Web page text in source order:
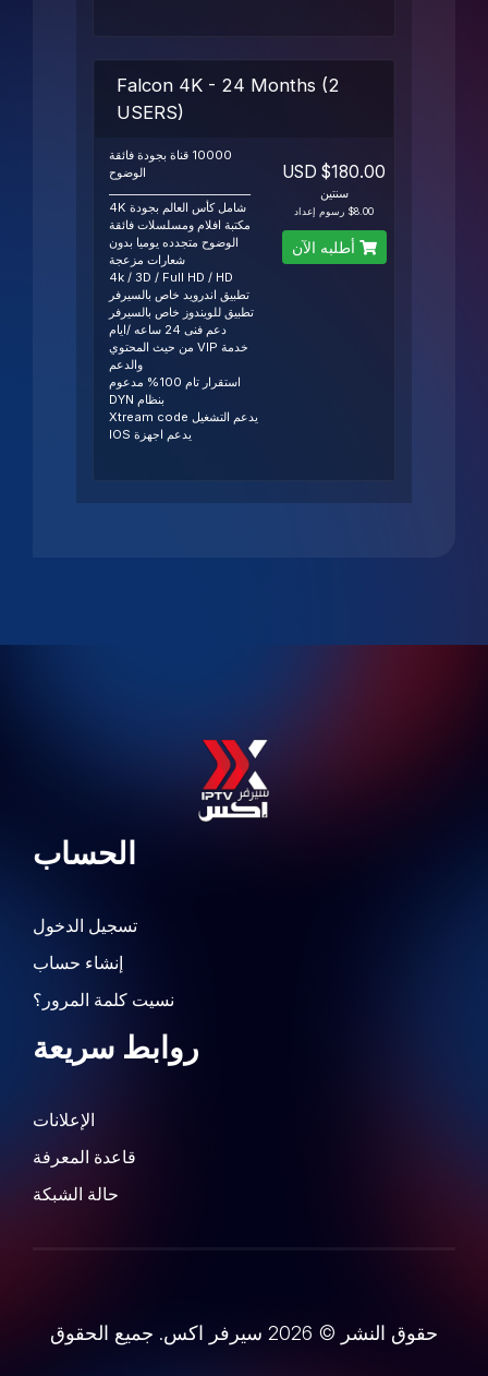
Falcon 4K - 24 Months (2
USERS)
10000 قناة بجودة فائقة
الوضوح
شامل كأس العالم بجودة 4K
مكتبة افلام ومسلسلات فائقة
الوضوح متجدده يوميا بدون
شعارات مزعجة
4k / 3D / Full HD / HD
تطبيق اندرويد خاص بالسيرفر
تطبيق للويندوز خاص بالسيرفر
دعم فنى 24 ساعه /ايام
خدمة VIP من حيث المحتوي
والدعم
استقرار تام 100% مدعوم
بنظام DYN
يدعم التشغيل Xtream code
يدعم اجهزة IOS
$180.00 USD
سنتين
$8.00 رسوم إعداد
أطلبه الآن
الحساب
تسجيل الدخول
إنشاء حساب
نسيت كلمة المرور؟
روابط سريعة
الإعلانات
قاعدة المعرفة
حالة الشبكة
حقوق النشر © 2026 سيرفر اكس. جميع الحقوق